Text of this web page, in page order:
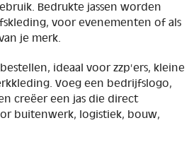
Bedrukte jassen worden
voor evenementen of als
je merk.
ideaal voor zzp’ers, kleine
Voeg een bedrijfslogo,
creëer een jas die direct
buitenwerk, logistiek, bouw,